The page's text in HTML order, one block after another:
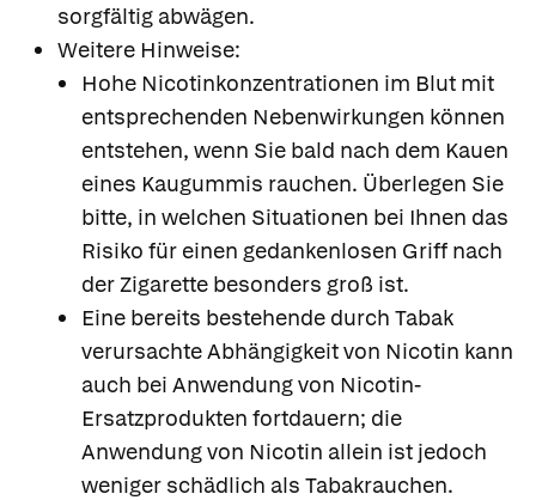
sorgfältig abwägen.
Weitere Hinweise:
Hohe Nicotinkonzentrationen im Blut mit
entsprechenden Nebenwirkungen können
entstehen, wenn Sie bald nach dem Kauen
eines Kaugummis rauchen. Überlegen Sie
bitte, in welchen Situationen bei Ihnen das
Risiko für einen gedankenlosen Griff nach
der Zigarette besonders groß ist.
Eine bereits bestehende durch Tabak
verursachte Abhängigkeit von Nicotin kann
auch bei Anwendung von Nicotin-
Ersatzprodukten fortdauern; die
Anwendung von Nicotin allein ist jedoch
weniger schädlich als Tabakrauchen.